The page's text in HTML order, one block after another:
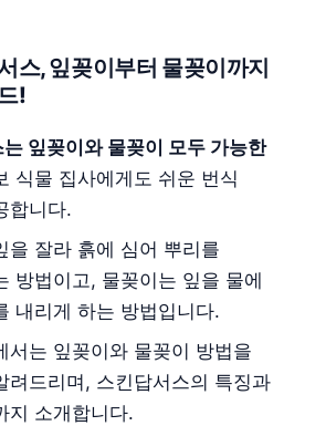
스, 잎꽂이부터 물꽂이까지
!
잎꽂이와 물꽂이 모두 가능한
식물 집사에게도 쉬운 번식
합니다.
을 잘라 흙에 심어 뿌리를
방법이고, 물꽂이는 잎을 물에
내리게 하는 방법입니다.
서는 잎꽂이와 물꽂이 방법을
려드리며, 스킨답서스의 특징과
지 소개합니다.